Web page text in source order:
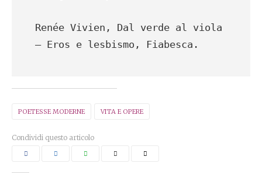
Renée Vivien, Dal verde al viola
– Eros e lesbismo, Fiabesca.
POETESSE MODERNE VITA E OPERE
Condividi questo articolo